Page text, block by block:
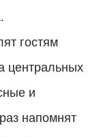
гостям
центральных
и
напомнят